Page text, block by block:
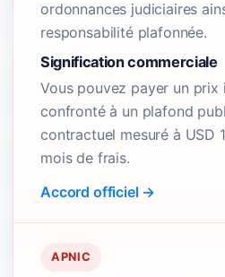
ordonnances judiciaires
responsabilité plafonnée.
Signification commerciale
Vous pouvez payer un
confronté à un plafond
contractuel mesuré à USD
mois de frais.
Accord officiel →
APNIC